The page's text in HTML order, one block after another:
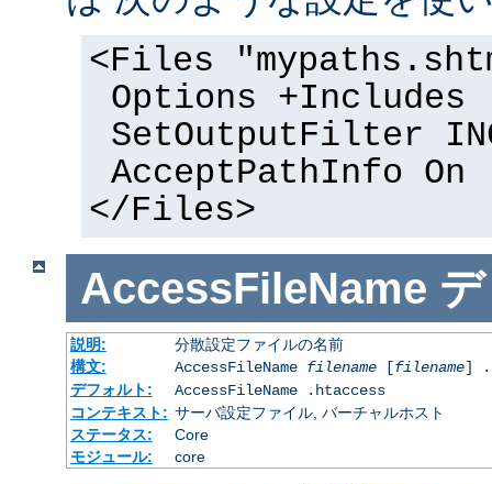
<Files
Options +Includes
SetOutputFilter
AcceptPathInfo On
</Files>
AccessFileName
説明:
分散設定ファイルの名前
構文:
AccessFileName filename[filename]
デフォルト:
AccessFileName .htaccess
コンテキスト: サーバ設定ファイル, バーチャルホスト
ステータス:
Core
モジュール:
core